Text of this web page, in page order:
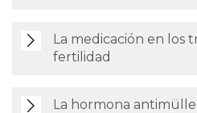
La medicación en los
fertilidad
La hormona